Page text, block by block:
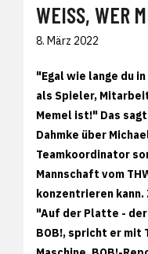
WEISS, WER
8. März 2022
"Egal wie lange du
als Spieler,
Memel ist!" Das
Dahmke über
Teamkoordinator
Mannschaft vom
konzentrieren kann.
"Auf der Platte -
BOB!, spricht er mit